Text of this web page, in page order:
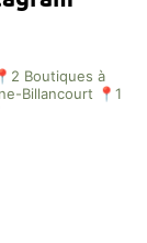
Boutiques à
Billancourt 📍1